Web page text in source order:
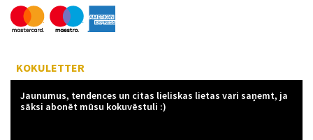
KOKULETTER
Jaunumus, tendences un citas lieliskas lietas vari saņemt, ja
sāksi abonēt mūsu kokuvēstuli :)